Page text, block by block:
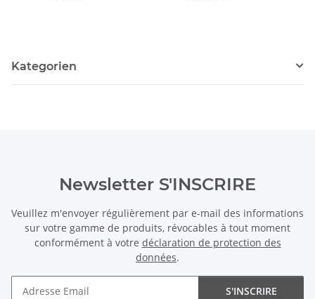
Kategorien
Newsletter S'INSCRIRE
Veuillez m'envoyer régulièrement par e-mail des informations
sur votre gamme de produits, révocables à tout moment
conformément à votre déclaration de protection des
données.
S'INSCRIRE